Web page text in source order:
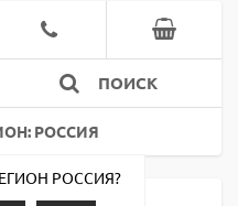
ПОИСК
РОССИЯ
РОССИЯ?